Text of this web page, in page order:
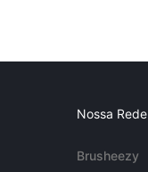
Nossa Rede
Brusheezy